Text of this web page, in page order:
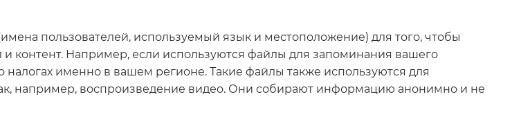
пользователей, используемый язык и местоположение) для того, чтобы
контент. Например, если используются файлы для запоминания вашего
именно в вашем регионе. Такие файлы также используются для
например, воспроизведение видео. Они собирают информацию анонимно и не